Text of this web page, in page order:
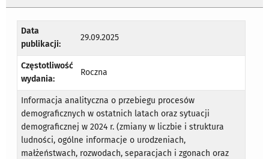
Data
publikacji:
29.09.2025
Częstotliwość
wydania:
Roczna
Informacja analityczna o przebiegu procesów
demograficznych w ostatnich latach oraz sytuacji
demograficznej w 2024 r. (zmiany w liczbie i struktura
ludności, ogólne informacje o urodzeniach,
małżeństwach, rozwodach, separacjach i zgonach oraz